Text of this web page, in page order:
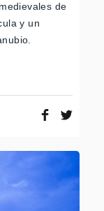
de
y un